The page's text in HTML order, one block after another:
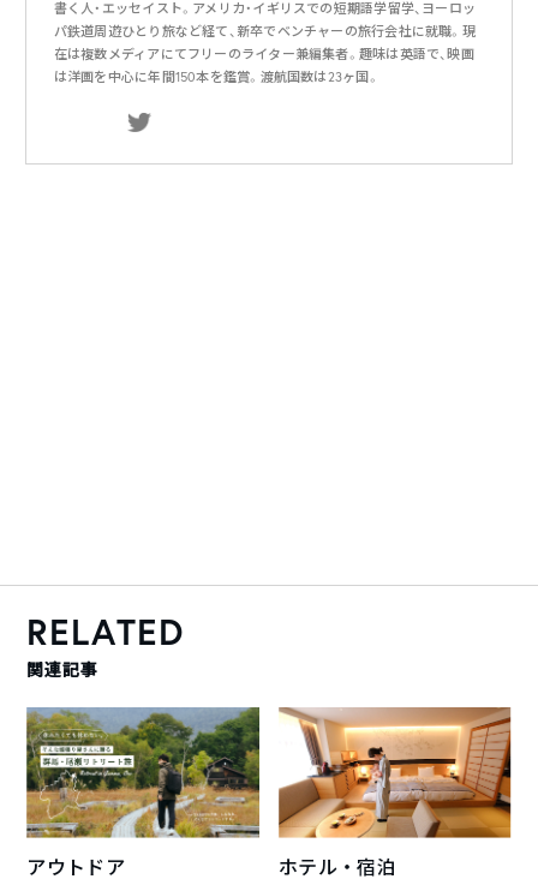
書く人・エッセイスト。アメリカ・イギリスでの短期語学留学、ヨーロッ
パ鉄道周遊ひとり旅など経て、新卒でベンチャーの旅行会社に就職。現
在は複数メディアにてフリーのライター兼編集者。趣味は英語で、映画
は洋画を中心に年間150本を鑑賞。渡航国数は23ヶ国。
RELATED
関連記事
アウトドア
ホテル・宿泊